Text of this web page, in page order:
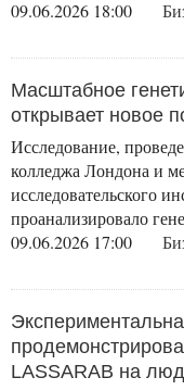
09.06.2026 18:00
Масштабное
открывает новое
Исследование,
колледжа Лондона и
исследовательского
проанализировало
09.06.2026 17:00
LASSARAB на